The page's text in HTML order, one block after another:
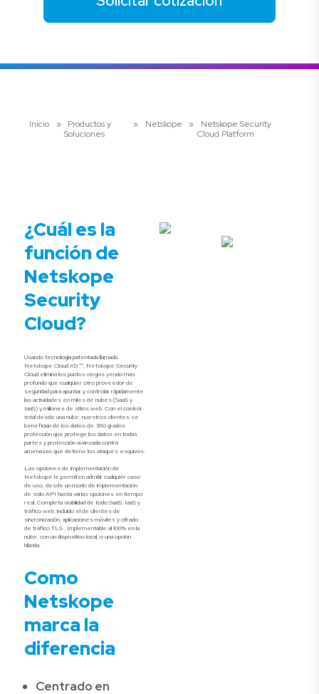
Inicio »
Productos y
Soluciones
» Netskope »
Netskope Security
Cloud Platform
¿Cuál es la
función de
Netskope
Security
Cloud?
Usando tecnología patentada llamada
Netskope Cloud XD ™, Netskope Security
Cloud elimina los puntos ciegos yendo más
profundo que cualquier otro proveedor de
seguridad para apuntar y controlar rápidamente
las actividades en miles de nubes (SaaS y
IaaS) y millones de sitios web. Con el control
total desde una nube, nuestros clientes se
benefician de los datos de 360 grados
protección que protege los datos en todas
partes y protección avanzada contra
amenazas que detiene los ataques esquivos.
Las opciones de implementación de
Netskope le permiten admitir cualquier caso
de uso, desde un modo de implementación
de solo API hasta varias opciones en tiempo
real. Completa visibilidad de todo SaaS, IaaS y
tráfico web, incluido el de clientes de
sincronización, aplicaciones móviles y cifrado
de tráfico TLS . Implementable al 100% en la
nube, con un dispositivo local, o una opción
híbrida.
Como
Netskope
marca la
diferencia
Centrado en